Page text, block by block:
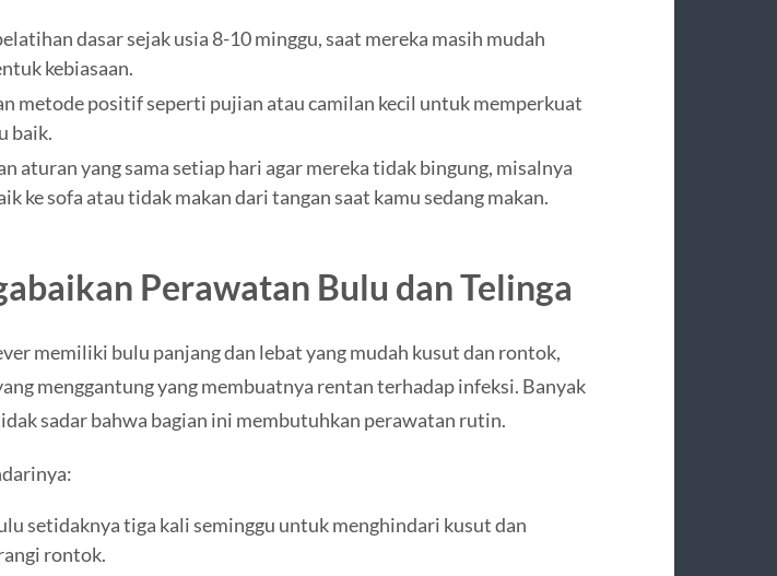
dasar sejak usia 8-10 minggu, saat mereka masih mudah
kebiasaan.
metode positif seperti pujian atau camilan kecil untuk memperkuat
baik.
aturan yang sama setiap hari agar mereka tidak bingung, misalnya
ke sofa atau tidak makan dari tangan saat kamu sedang makan.
Perawatan Bulu dan Telinga
memiliki bulu panjang dan lebat yang mudah kusut dan rontok,
menggantung yang membuatnya rentan terhadap infeksi. Banyak
sadar bahwa bagian ini membutuhkan perawatan rutin.
setidaknya tiga kali seminggu untuk menghindari kusut dan
rontok.